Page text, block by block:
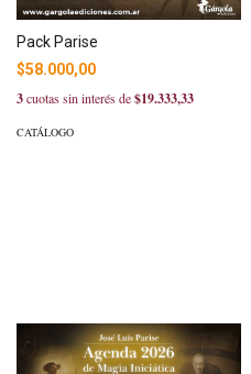
Pack Parise
$58.000,00
3cuotas sin interés de$19.333,33
CATÁLOGO